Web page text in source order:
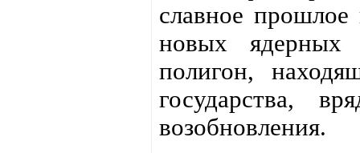
славное
новых ядерных
полигон,
государства,
возобновления.